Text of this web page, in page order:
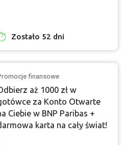
Zostało 52 dni
finansowe
aż 1000 zł w
za Konto Otwarte
Ciebie w BNP Paribas +
karta na cały świat!